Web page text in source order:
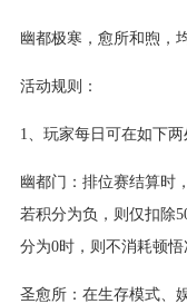
幽都极寒，愈所和煦，
活动规则：
1、玩家每日可在如下
幽都门：排位赛结算时
若积分为负，则仅扣除
分为0时，则不消耗顿悟
圣愈所：在生存模式、